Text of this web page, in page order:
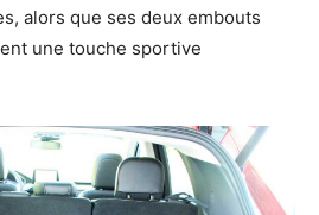
alors que ses deux embouts
une touche sportive